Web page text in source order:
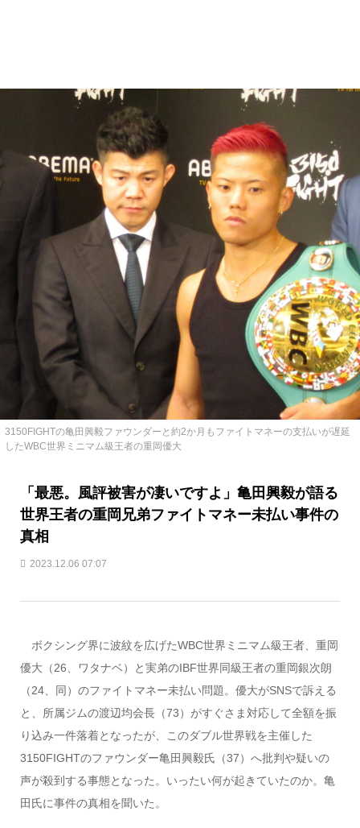
3150FIGHTの亀田興毅ファウンダーと約2か月もファイトマネーの支払いが遅延
したWBC世界ミニマム級王者の重岡優大
「最悪。風評被害が凄いですよ」亀田興毅が語る
世界王者の重岡兄弟ファイトマネー未払い事件の
真相
2023.12.06 07:07
ボクシング界に波紋を広げたWBC世界ミニマム級王者、重岡
優大（26、ワタナベ）と実弟のIBF世界同級王者の重岡銀次朗
（24、同）のファイトマネー未払い問題。優大がSNSで訴える
と、所属ジムの渡辺均会長（73）がすぐさま対応して全額を振
り込み一件落着となったが、このダブル世界戦を主催した
3150FIGHTのファウンダー亀田興毅氏（37）へ批判や疑いの
声が殺到する事態となった。いったい何が起きていたのか。亀
田氏に事件の真相を聞いた。